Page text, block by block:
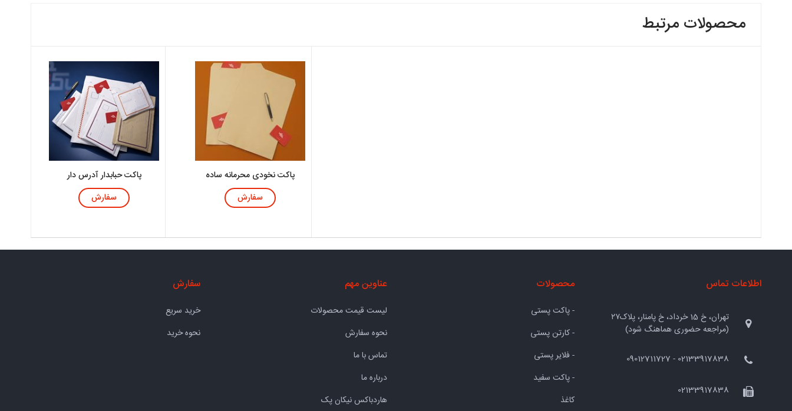
محصولات مرتبط
پاکت حبابدار آدرس دار
سفارش
پاکت نخودی محرمانه ساده
سفارش
اطلاعات تماس
تهران، خ 15 خرداد، خ پامنار، پلاک۲۷
(مراجعه حضوری هماهنگ شود)
02133917838 - 09012711727
02133917838
محصولات
- پاکت پستی
- کارتن پستی
- فلایر پستی
- پاکت سفید
کاغذ
عناوین مهم
لیست قیمت محصولات
نحوه سفارش
تماس با ما
درباره ما
هاردباکس نیکان پک
سفارش
خرید سریع
نحوه خرید